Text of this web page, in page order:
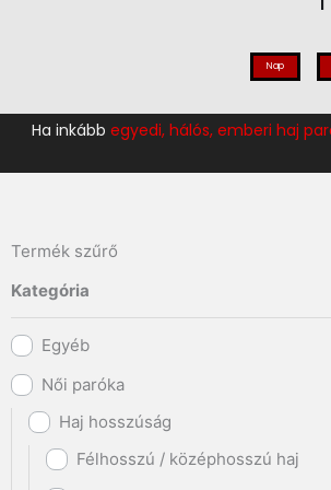
Nap
Ha inkább egyedi, hálós, emberi haj
Termék szűrő
Kategória
Egyéb
Női paróka
Haj hosszúság
Félhosszú / középhosszú haj